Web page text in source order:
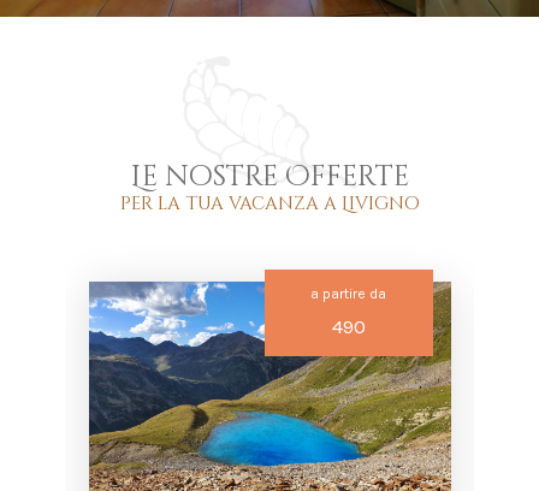
Le nostre Offerte
per la tua vacanza a Livigno
a partire da
490